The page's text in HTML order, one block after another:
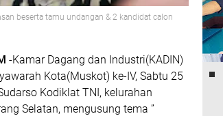
beserta tamu undangan & 2 kandidat calon
-Kamar Dagang dan Industri(KADIN)
Kota(Muskot) ke-IV, Sabtu 25
Kodiklat TNI, kelurahan
Selatan, mengusung tema ”